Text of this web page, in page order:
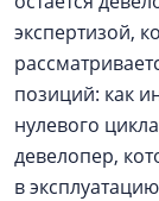
экспертизой,
позиций: как
нулевого
девелопер,
в